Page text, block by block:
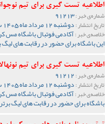
اطلاعیه تست گیری برای تیم نوجوانان
شماره‌ی خبر :91213
تاریخ انتشار :دوشنبه 12 مرداد ماه 1405 ساعت 19:27
خلاصه‌ی خبر :آکادمی فوتبال باشگاه مس
این باشگاه برای حضور در رقابت های
اطلاعیه تست گیری برای تیم نونهالان
شماره‌ی خبر :
تاریخ انتشار :دوشنبه 12 مرداد ماه 1405 ساعت 19:20
خلاصه‌ی خبر :آکادمی فوتبال باشگاه مس
باشگاه برای حضور در رقابت های لیگ